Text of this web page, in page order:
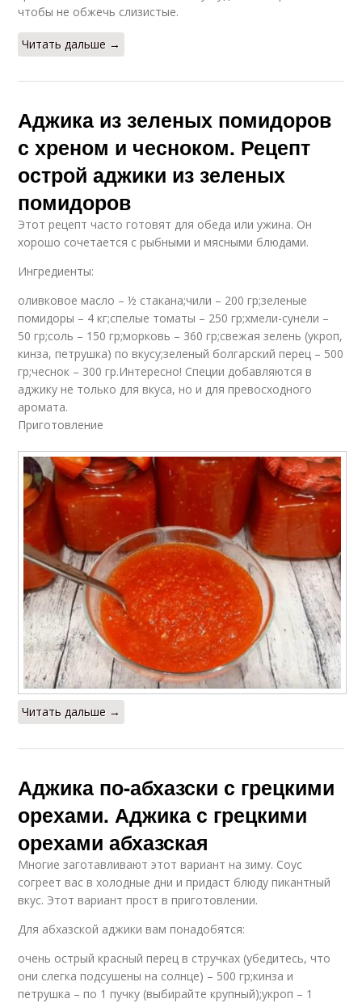
чтобы не обжечь слизистые.
Читать дальше →
Аджика из зеленых помидоров
с хреном и чесноком. Рецепт
острой аджики из зеленых
помидоров
Этот рецепт часто готовят для обеда или ужина. Он
хорошо сочетается с рыбными и мясными блюдами.
Ингредиенты:
оливковое масло – ½ стакана;чили – 200 гр;зеленые
помидоры – 4 кг;спелые томаты – 250 гр;хмели-сунели –
50 гр;соль – 150 гр;морковь – 360 гр;свежая зелень (укроп,
кинза, петрушка) по вкусу;зеленый болгарский перец – 500
гр;чеснок – 300 гр.Интересно! Специи добавляются в
аджику не только для вкуса, но и для превосходного
аромата.
Приготовление
Читать дальше →
Аджика по-абхазски с грецкими
орехами. Аджика с грецкими
орехами абхазская
Многие заготавливают этот вариант на зиму. Соус
согреет вас в холодные дни и придаст блюду пикантный
вкус. Этот вариант прост в приготовлении.
Для абхазской аджики вам понадобятся:
очень острый красный перец в стручках (убедитесь, что
они слегка подсушены на солнце) – 500 гр;кинза и
петрушка – по 1 пучку (выбирайте крупный);укроп – 1